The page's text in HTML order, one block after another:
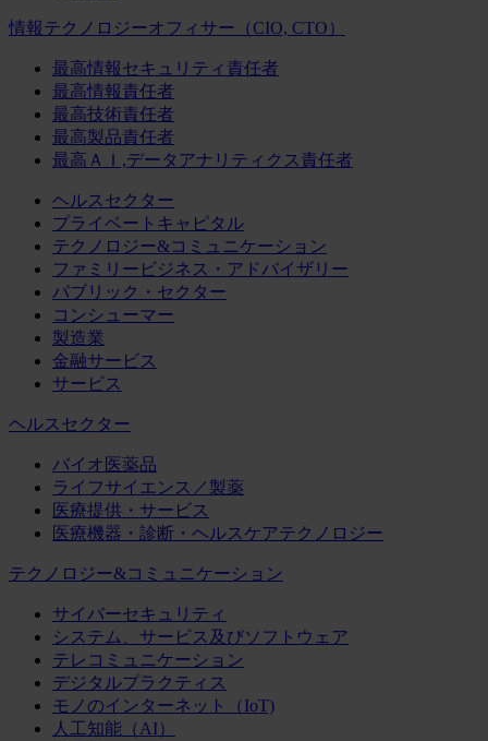
情報テクノロジーオフィサー（CIO, CTO）
最高情報セキュリティ責任者
最高情報責任者
最高技術責任者
最高製品責任者
最高ＡＩ,データアナリティクス責任者
ヘルスセクター
プライベートキャピタル
テクノロジー&コミュニケーション
ファミリービジネス・アドバイザリー
パブリック・セクター
コンシューマー
製造業
金融サービス
サービス
ヘルスセクター
バイオ医薬品
ライフサイエンス／製薬
医療提供・サービス
医療機器・診断・ヘルスケアテクノロジー
テクノロジー&コミュニケーション
サイバーセキュリティ
システム、サービス及びソフトウェア
テレコミュニケーション
デジタルプラクティス
モノのインターネット（IoT)
人工知能（AI）